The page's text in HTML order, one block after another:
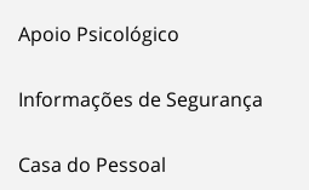
Apoio Psicológico
Informações de Segurança
Casa do Pessoal